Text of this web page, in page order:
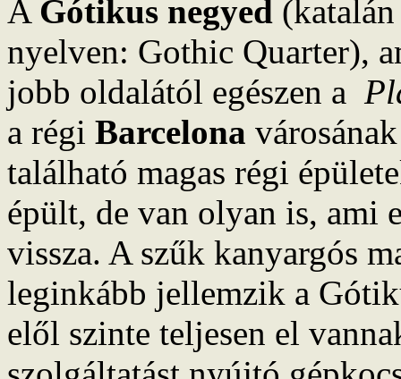
A Gótikus negyed
nyelven: Gothic Quarter),
jobb oldalától egészen a
a régi Barcelona
található magas régi
épült, de van olyan is, ami
vissza. A szűk kanyargós
leginkább jellemzik a
elől szinte teljesen el